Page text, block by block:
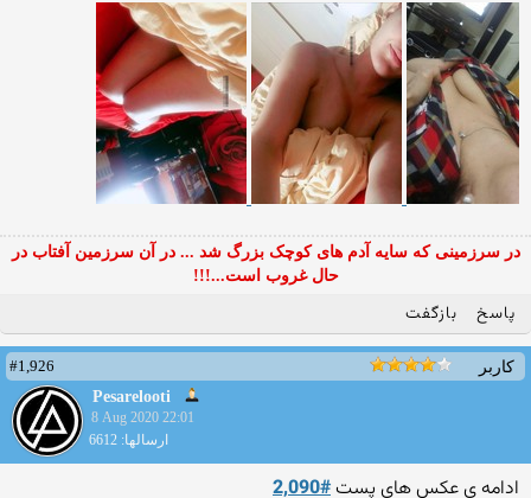
در سرزمینی که سایه آدم های کوچک بزرگ شد ... در آن سرزمین آفتاب در
حال غروب است...!!!
پاسخ بازگفت
کاربر
#1,926
Pesarelooti
8 Aug 2020 22:01
ارسالها: 6612
ادامه ی عکس های پست#2,090